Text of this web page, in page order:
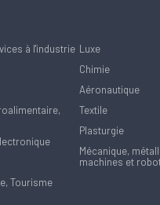
à l'industrie
Tourisme
Luxe
Chimie
Aéronautique
Textile
Plasturgie
Mécanique,
machines et